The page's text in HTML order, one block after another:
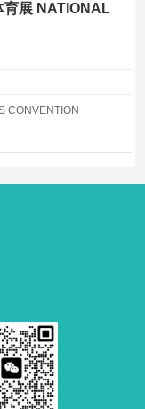
育展 NATIONAL
CONVENTION